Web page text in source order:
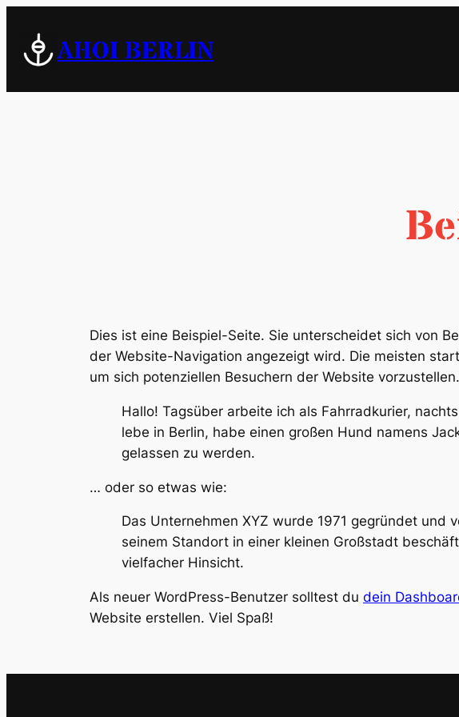
Inhalt
springenAHOI BERLIN
Dies ist eine Beispiel-Seite. Sie unterscheidet sich von
der Website-Navigation angezeigt wird. Die meisten
um sich potenziellen Besuchern der Website
Hallo! Tagsüber arbeite ich als Fahrradkurier,
lebe in Berlin, habe einen großen Hund namens
gelassen zu werden.
… oder so etwas wie:
Das Unternehmen XYZ wurde 1971 gegründet
seinem Standort in einer kleinen Großstadt
vielfacher Hinsicht.
Als neuer WordPress-Benutzer solltest du dein
Website erstellen. Viel Spaß!